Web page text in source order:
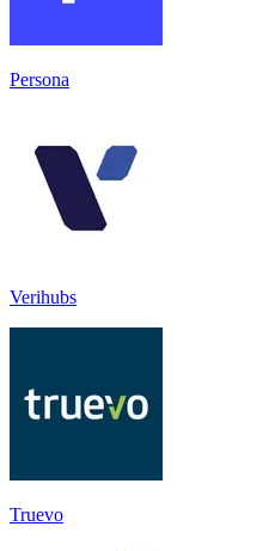
Persona
Verihubs
Truevo